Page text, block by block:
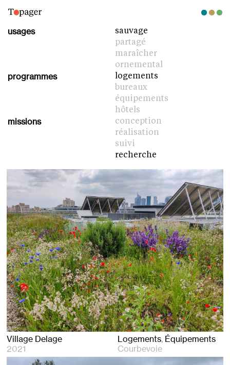
usages
sauvage
partagé
maraîcher
ornemental
programmes
logements
bureaux
équipements
hôtels
missions
conception
réalisation
suivi
recherche
Village Delage
2021
Logements Équipements
Courbevoie